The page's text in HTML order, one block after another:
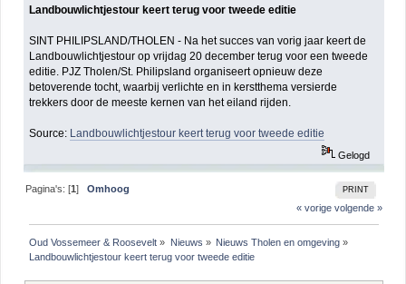
Landbouwlichtjestour keert terug voor tweede editie
SINT PHILIPSLAND/THOLEN - Na het succes van vorig jaar keert de
Landbouwlichtjestour op vrijdag 20 december terug voor een tweede
editie. PJZ Tholen/St. Philipsland organiseert opnieuw deze
betoverende tocht, waarbij verlichte en in kerstthema versierde
trekkers door de meeste kernen van het eiland rijden.
Source: Landbouwlichtjestour keert terug voor tweede editie
Gelogd
PRINT
Pagina's: [1]Omhoog
« vorige volgende »
Oud Vossemeer & Roosevelt » Nieuws » Nieuws Tholen en omgeving»
Landbouwlichtjestour keert terug voor tweede editie